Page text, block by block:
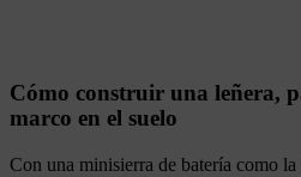
Cómo construir una leñera,
marco en el suelo
Con una minisierra de batería como la